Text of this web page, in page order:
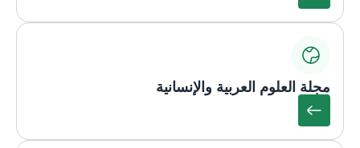
مجلة العلوم العربية والإنسانية